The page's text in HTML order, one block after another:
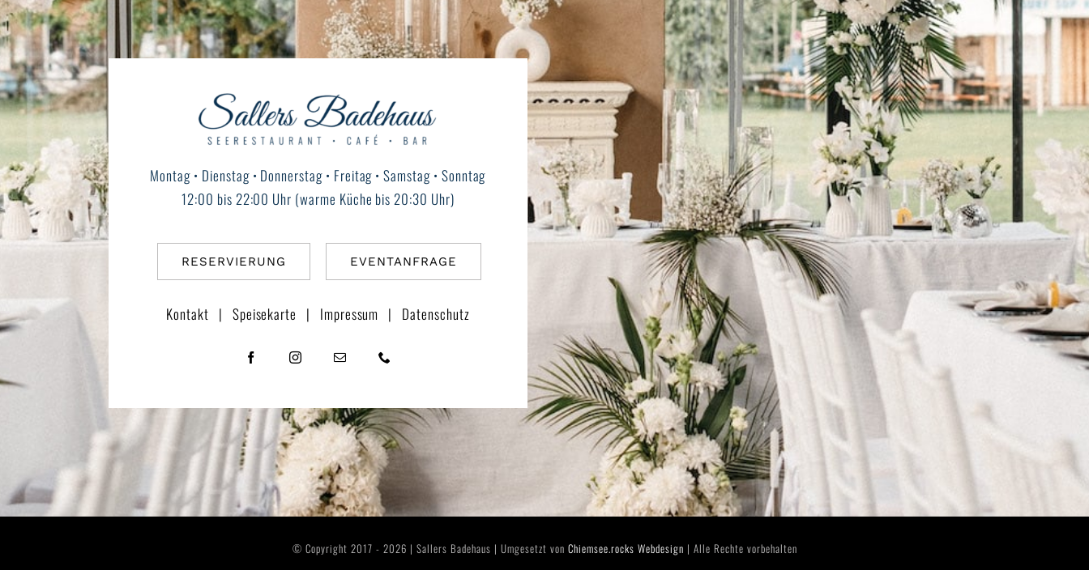
Montag • Dienstag • Donnerstag • Freitag • Samstag • Sonntag
12:00 bis 22:00 Uhr (warme Küche bis 20:30 Uhr)
RESERVIERUNG EVENTANFRAGE
Kontakt | Speisekarte | Impressum | Datenschutz
© Copyright 2017 - 2026 | Sallers Badehaus | Umgesetzt von Chiemsee.rocks Webdesign | Alle Rechte vorbehalten